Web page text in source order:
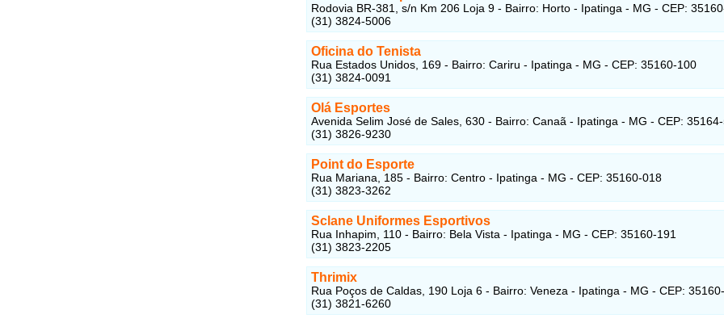
Rodovia BR-381, s/n Km 206 Loja 9 - Bairro: Horto - Ipatinga - MG - CEP:
(31) 3824-5006
Oficina do Tenista
Rua Estados Unidos, 169 - Bairro: Cariru - Ipatinga - MG - CEP: 35160-100
(31) 3824-0091
Olá Esportes
Avenida Selim José de Sales, 630 - Bairro: Canaã - Ipatinga - MG - CEP:
(31) 3826-9230
Point do Esporte
Rua Mariana, 185 - Bairro: Centro - Ipatinga - MG - CEP: 35160-018
(31) 3823-3262
Sclane Uniformes Esportivos
Rua Inhapim, 110 - Bairro: Bela Vista - Ipatinga - MG - CEP: 35160-191
(31) 3823-2205
Thrimix
Rua Poços de Caldas, 190 Loja 6 - Bairro: Veneza - Ipatinga - MG - CEP:
(31) 3821-6260